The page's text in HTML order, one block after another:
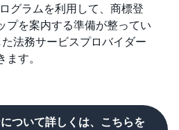
グラムを利用して、商標登
プを案内する準備が整ってい
法務サービスプロバイダー
す。
ついて詳しくは、こちらを